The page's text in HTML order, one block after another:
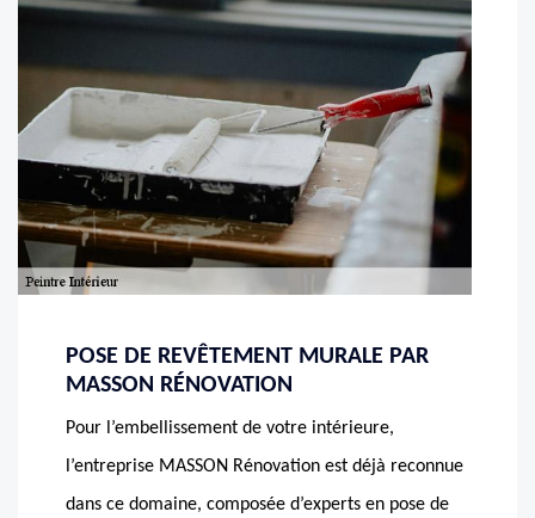
POSE DE REVÊTEMENT MURALE PAR
MASSON RÉNOVATION
Pour l’embellissement de votre intérieure,
l’entreprise MASSON Rénovation est déjà reconnue
dans ce domaine, composée d’experts en pose de